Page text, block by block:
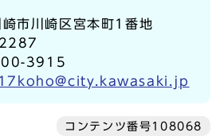
川崎区宮本町1番地
3915
17koho@city.kawasaki.jp
コンテンツ番号108068